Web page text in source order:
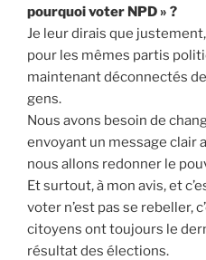
pourquoi voter NPD » ?
Je leur dirais que
pour les mêmes partis
maintenant déconnectés
gens.
Nous avons besoin de
envoyant un message clair
nous allons redonner le
Et surtout, à mon avis, et
voter n’est pas se rebeller,
citoyens ont toujours le
résultat des élections.